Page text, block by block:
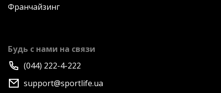
Франчайзинг
Будь с нами на связи
(044) 222-4-222
support@sportlife.ua